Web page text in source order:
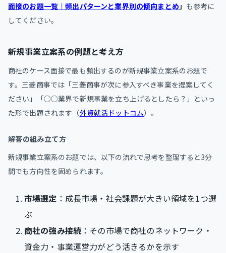
面接のお題一覧｜頻出パターンと業界別の傾向まとめ 」 も参考に
してください。
新規事業立案系の例題と考え方
商社のケース面接で最も頻出するのが新規事業立案系のお題で
す。三菱商事では「三菱商事が次に参入すべき事業を提案してく
ださい」「○○業界で新規事業を立ち上げるとしたら？」といっ
た形で出題されます（外資就活ドットコム）。
解答の組み立て方
新規事業立案系のお題では、以下の流れで思考を整理すると3分
間でも方向性を固められます。
市場選定 ：成長市場・社会課題が大きい領域を1つ選
ぶ
商社の強み接続：その市場で商社のネットワーク・
資金力・事業運営力がどう活きるかを示す